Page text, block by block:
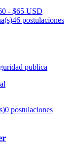
- $65 USD
46 postulaciones
publica
0 postulaciones